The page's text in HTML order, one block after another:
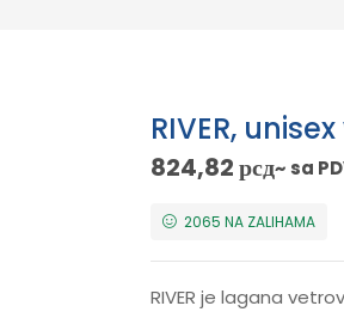
RIVER,
824,82рсд~ sa
2065 NA ZALIHAMA
RIVER je lagana